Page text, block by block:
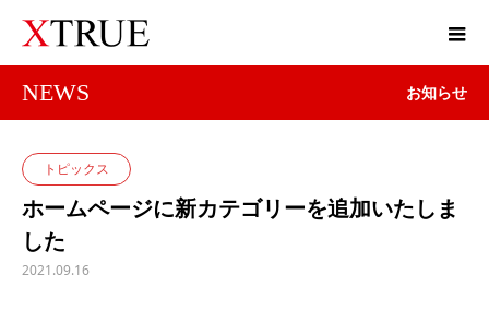
NEWS お知らせ
トピックス
ホームページに新カテゴリーを追加いたしま
した
2021.09.16